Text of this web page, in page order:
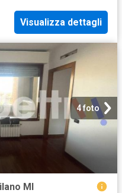
Visualizza dettagli
4 foto
MI